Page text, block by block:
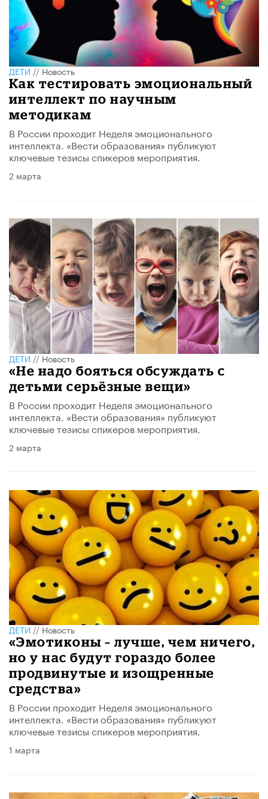
ДЕТИ//Новость
Как тестировать эмоциональный
интеллект по научным
методикам
В России проходит Неделя эмоционального
интеллекта. «Вести образования» публикуют
ключевые тезисы спикеров мероприятия.
2 марта
ДЕТИ//Новость
«Не надо бояться обсуждать с
детьми серьёзные вещи»
В России проходит Неделя эмоционального
интеллекта. «Вести образования» публикуют
ключевые тезисы спикеров мероприятия.
2 марта
ДЕТИ//Новость
«Эмотиконы – лучше, чем ничего,
но у нас будут гораздо более
продвинутые и изощренные
средства»
В России проходит Неделя эмоционального
интеллекта. «Вести образования» публикуют
ключевые тезисы спикеров мероприятия.
1 марта